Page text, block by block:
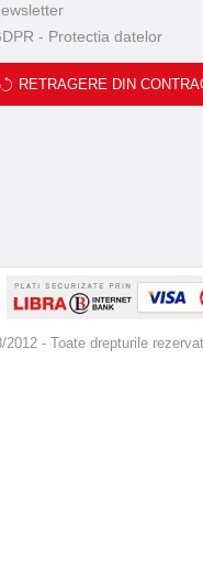
- Protectia datelor
RETRAGERE DIN
- Toate drepturile